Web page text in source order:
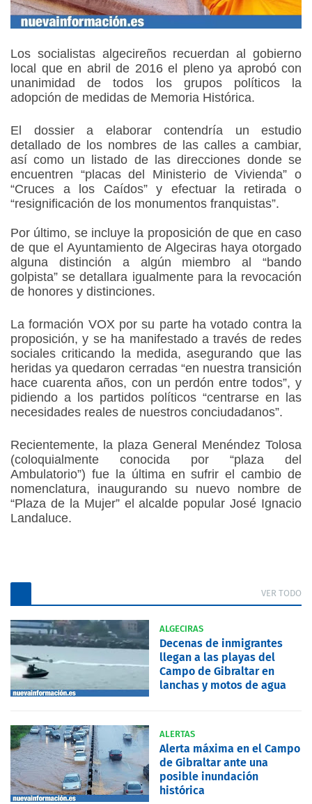
Los socialistas algecireños recuerdan al gobierno
local que en abril de 2016 el pleno ya aprobó con
unanimidad de todos los grupos políticos la
adopción de medidas de Memoria Histórica.
El dossier a elaborar contendría un estudio
detallado de los nombres de las calles a cambiar,
así como un listado de las direcciones donde se
encuentren “placas del Ministerio de Vivienda” o
“Cruces a los Caídos” y efectuar la retirada o
“resignificación de los monumentos franquistas”.
Por último, se incluye la proposición de que en caso
de que el Ayuntamiento de Algeciras haya otorgado
alguna distinción a algún miembro al “bando
golpista” se detallara igualmente para la revocación
de honores y distinciones.
La formación VOX por su parte ha votado contra la
proposición, y se ha manifestado a través de redes
sociales criticando la medida, asegurando que las
heridas ya quedaron cerradas “en nuestra transición
hace cuarenta años, con un perdón entre todos”, y
pidiendo a los partidos políticos “centrarse en las
necesidades reales de nuestros conciudadanos”.
Recientemente, la plaza General Menéndez Tolosa
(coloquialmente conocida por “plaza del
Ambulatorio”) fue la última en sufrir el cambio de
nomenclatura, inaugurando su nuevo nombre de
“Plaza de la Mujer” el alcalde popular José Ignacio
Landaluce.
VER TODO
ALGECIRAS
Decenas de inmigrantes
llegan a las playas del
Campo de Gibraltar en
lanchas y motos de agua
ALERTAS
Alerta máxima en el Campo
de Gibraltar ante una
posible inundación
histórica